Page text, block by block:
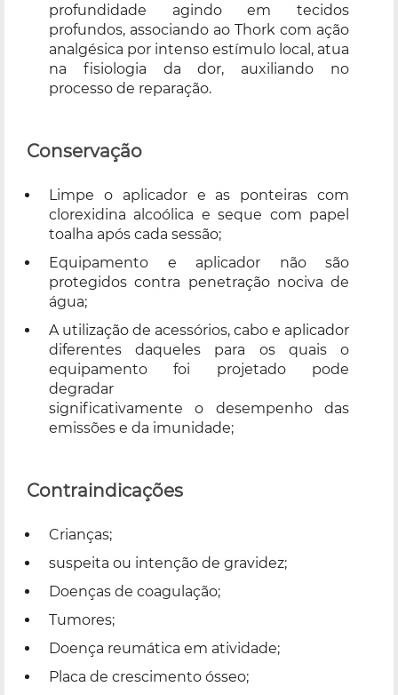
profundidade agindo em tecidos
profundos, associando ao Thork com ação
analgésica por intenso estímulo local, atua
na fisiologia da dor, auxiliando no
processo de reparação.
Conservação
Limpe o aplicador e as ponteiras com
clorexidina alcoólica e seque com papel
toalha após cada sessão;
Equipamento e aplicador não são
protegidos contra penetração nociva de
água;
A utilização de acessórios, cabo e aplicador
diferentes daqueles para os quais o
equipamento foi projetado pode
degradar
significativamente o desempenho das
emissões e da imunidade;
Contraindicações
Crianças;
suspeita ou intenção de gravidez;
Doenças de coagulação;
Tumores;
Doença reumática em atividade;
Placa de crescimento ósseo;